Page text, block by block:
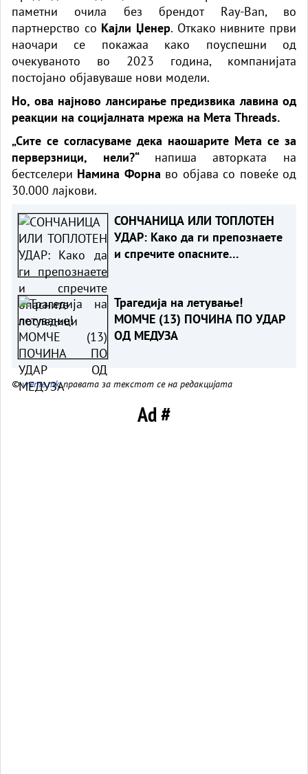
паметни очила без брендот Ray-Ban, во
партнерство со Кајли Џенер. Откако нивните први
наочари се покажаа како поуспешни од
очекуваното во 2023 година, компанијата
постојано објавуваше нови модели.
Но, ова најново лансирање предизвика лавина од
реакции на социјалната мрежа на Мета Threads.
„Сите се согласуваме дека наошарите Мета се за
перверзници, нели?“ напиша авторката на
бестселери Намина Форна во објава со повеќе од
30.000 лајкови.
СОНЧАНИЦА ИЛИ ТОПЛОТЕН
УДАР: Како да ги препознаете
и спречите опасните
Трагедија на летување!
МОМЧЕ (13) ПОЧИНА ПО УДАР
ОД МЕДУЗА
©vreme.mk, правата за текстот се на редакцијата
Ad #